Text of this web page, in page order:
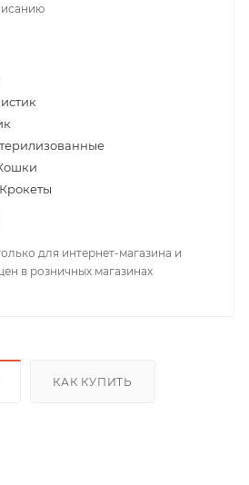
Крокеты
для интернет-магазина и
в розничных магазинах
КАК КУПИТЬ